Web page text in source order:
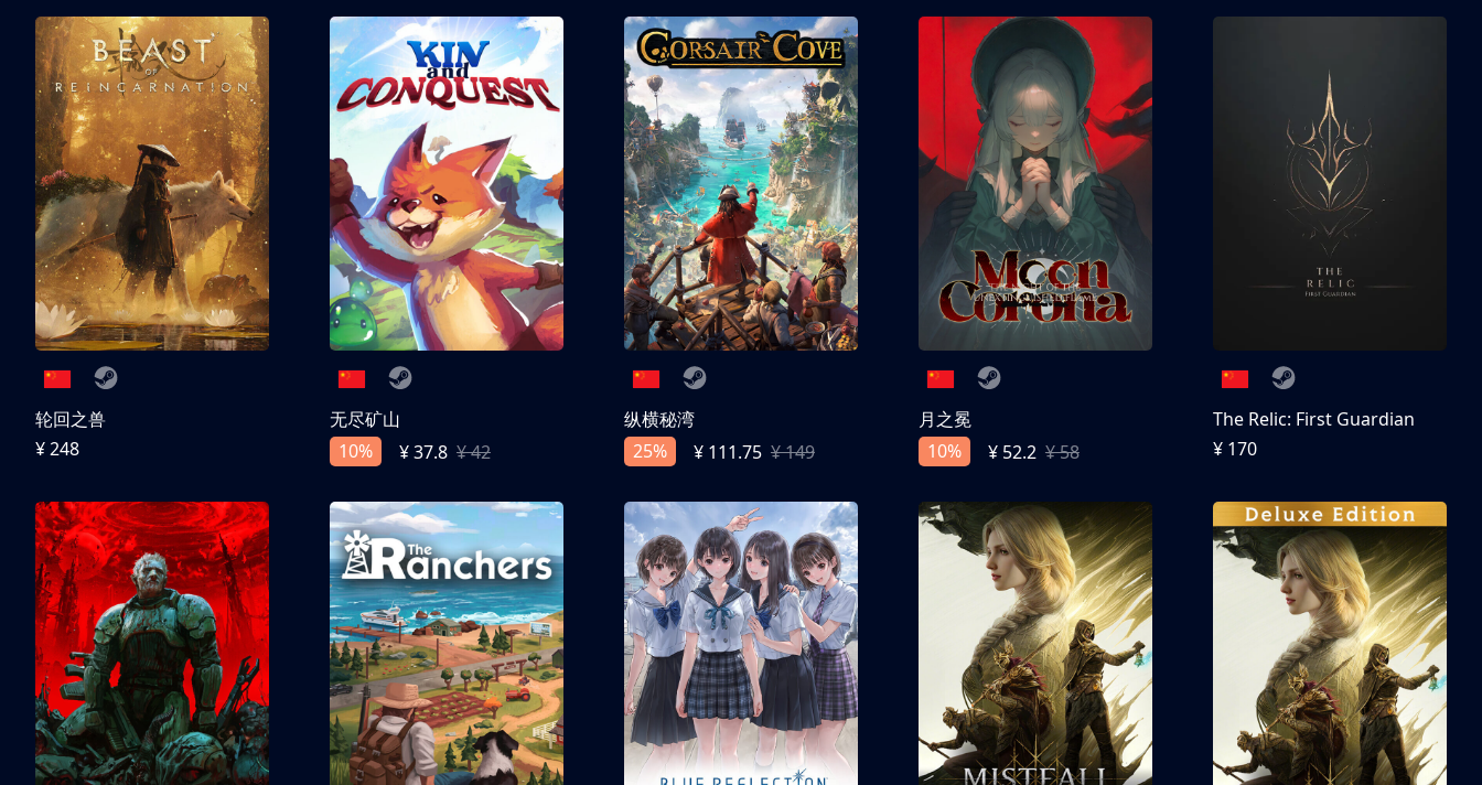
轮回之兽
¥ 248
无尽矿山
10%
¥ 37.8 ¥ 42
纵横秘湾
25%
¥ 111.75 ¥ 149
月之冕
10%
¥ 52.2 ¥ 58
The Relic: First Guardian
¥ 170